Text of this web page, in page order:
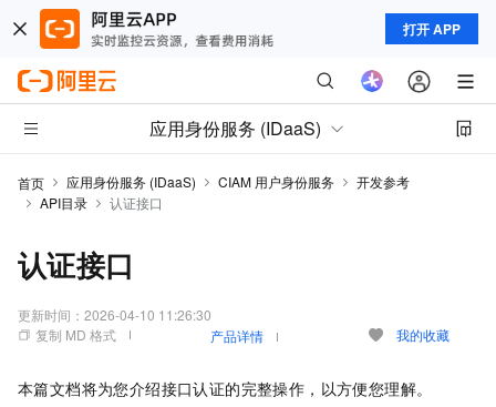
打开 APP
应用身份服务 (IDaaS)
首页 应用身份服务 (IDaaS) CIAM 用户身份服务
开发参考
API目录
认证接口
认证接口
更新时间： 2026-04-10 11:26:30
复制 MD 格式
产品详情 我的收藏
本篇文档将为您介绍接口认证的完整操作，以方便您理解。